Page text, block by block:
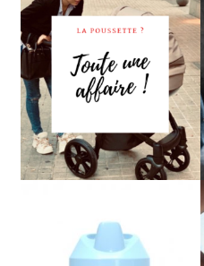
Vote fermé !